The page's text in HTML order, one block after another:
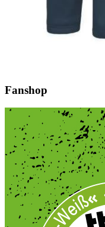
Fanshop